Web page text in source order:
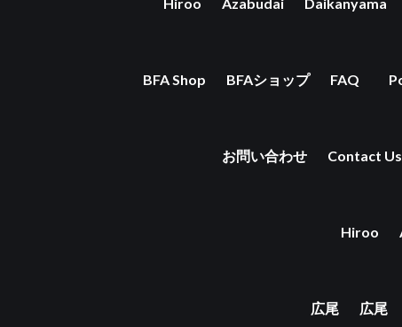
BFA Shop BFAショップ FAQ
お問い合わせ Contact Us
Hiroo
広尾
広尾